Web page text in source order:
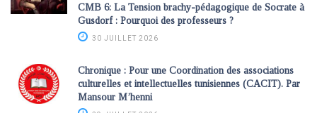
CMB 6: La Tension brachy-pédagogique de Socrate à
Gusdorf : Pourquoi des professeurs ?
30 JUILLET 2026
Chronique : Pour une Coordination des associations
culturelles et intellectuelles tunisiennes (CACIT). Par
Mansour M’henni